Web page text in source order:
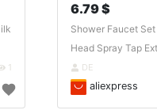
1
6.79 $
Shower Faucet
Head Spray Tap
DE
aliexpress